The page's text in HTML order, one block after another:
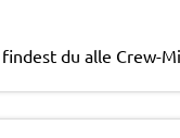
du alle Crew-